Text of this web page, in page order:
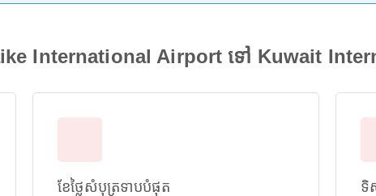
International Airport ទៅ Kuwait
ខែថ្លៃសំបុត្រទាបបំផុត ទិ